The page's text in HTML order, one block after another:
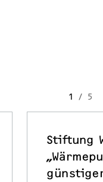
1 / 5
Stiftung